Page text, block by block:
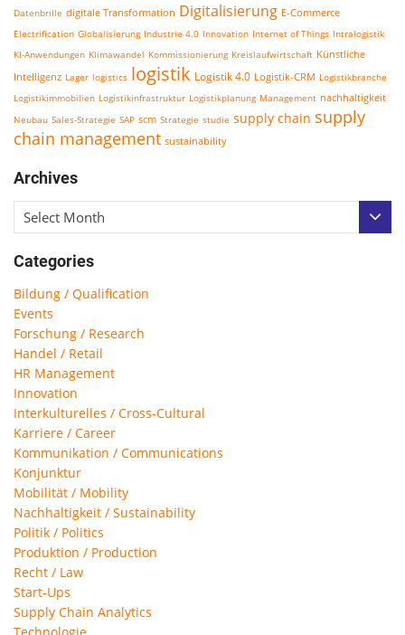
Datenbrille digitale Transformation Digitalisierung E-Commerce
Electrification Globalisierung Industrie 4.0 Innovation Internet of Things Intralogistik
KI-Anwendungen Klimawandel Kommissionierung Kreislaufwirtschaft Künstliche
Intelligenz Lager logistics logistik Logistik 4.0 Logistik-CRM Logistikbranche
Logistikimmobilien Logistikinfrastruktur Logistikplanung Management nachhaltigkeit
Neubau Sales-Strategie SAP scm Strategie studie supply chain supply
chain management sustainability
Archives
Select Month
Categories
Bildung / Qualification
Events
Forschung / Research
Handel / Retail
HR Management
Innovation
Interkulturelles / Cross-Cultural
Karriere / Career
Kommunikation / Communications
Konjunktur
Mobilität / Mobility
Nachhaltigkeit / Sustainability
Politik / Politics
Produktion / Production
Recht / Law
Start-Ups
Supply Chain Analytics